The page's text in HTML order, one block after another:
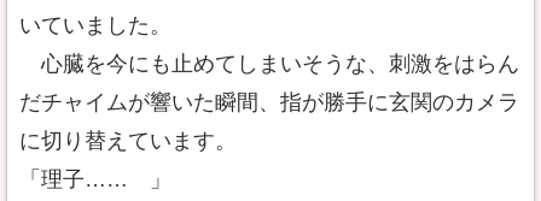
いていました。
心臓を今にも止めてしまいそうな、刺激をはらん
だチャイムが響いた瞬間、指が勝手に玄関のカメラ
に切り替えています。
「理子…… 」